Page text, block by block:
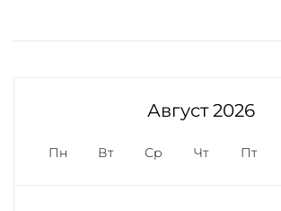
Август 2026
Пн Вт Ср Чт Пт